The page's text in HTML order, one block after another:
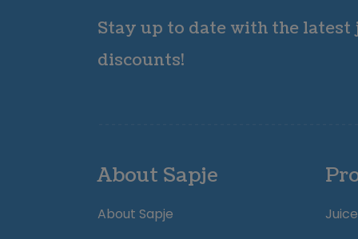
Stay up to date with the latest
discounts!
About Sapje
About Sapje